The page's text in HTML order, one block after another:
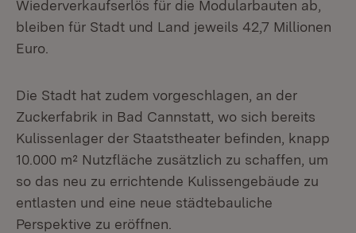
Wiederverkaufserlös für die Modularbauten ab,
bleiben für Stadt und Land jeweils 42,7 Millionen
Euro.
Die Stadt hat zudem vorgeschlagen, an der
Zuckerfabrik in Bad Cannstatt, wo sich bereits
Kulissenlager der Staatstheater befinden, knapp
10.000 m² Nutzfläche zusätzlich zu schaffen, um
so das neu zu errichtende Kulissengebäude zu
entlasten und eine neue städtebauliche
Perspektive zu eröffnen.